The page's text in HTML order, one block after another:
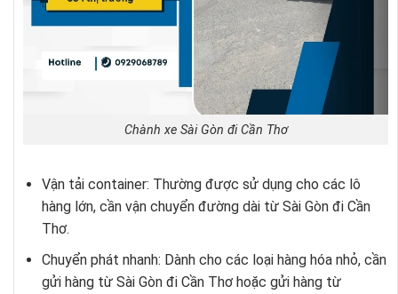
Chành xe Sài Gòn đi Cần Thơ
Vận tải container: Thường được sử dụng cho các lô
hàng lớn, cần vận chuyển đường dài từ Sài Gòn đi Cần
Thơ.
Chuyển phát nhanh: Dành cho các loại hàng hóa nhỏ, cần
gửi hàng từ Sài Gòn đi Cần Thơ hoặc gửi hàng từ